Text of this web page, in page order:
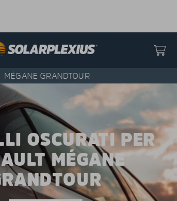
MÉGANE GRANDTOUR
OSCURATI PER
MÉGANE